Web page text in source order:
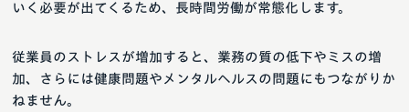
いく必要が出てくるため、長時間労働が常態化します。
従業員のストレスが増加すると、業務の質の低下やミスの増
加、さらには健康問題やメンタルヘルスの問題にもつながりか
ねません。